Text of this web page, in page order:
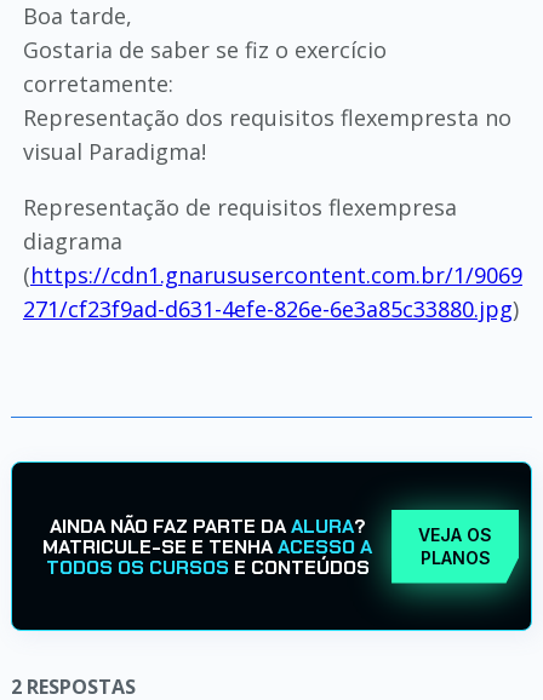
Boa tarde,
Gostaria de saber se fiz o exercício
corretamente:
Representação dos requisitos flexempresta no
visual Paradigma!
Representação de requisitos flexempresa
diagrama
(https://cdn1.gnarususercontent.com.br/1/9069
271/cf23f9ad-d631-4efe-826e-6e3a85c33880.jpg)
AINDA NÃO FAZ PARTE DAALURA?
MATRICULE-SE E TENHAACESSO A
TODOS OS CURSOS E CONTEÚDOS
VEJA OS
PLANOS
2 RESPOSTAS